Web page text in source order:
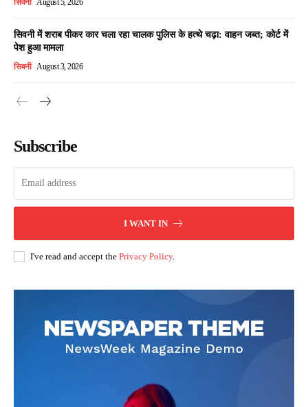
सिवनी August 5, 2026
सिवनी में शराब पीकर कार चला रहा चालक पुलिस के हत्थे चढ़ा: वाहन जब्त; कोर्ट में
पेश हुआ मामला
सिवनी August 3, 2026
Subscribe
I WANT IN
I've read and accept the Privacy Policy.